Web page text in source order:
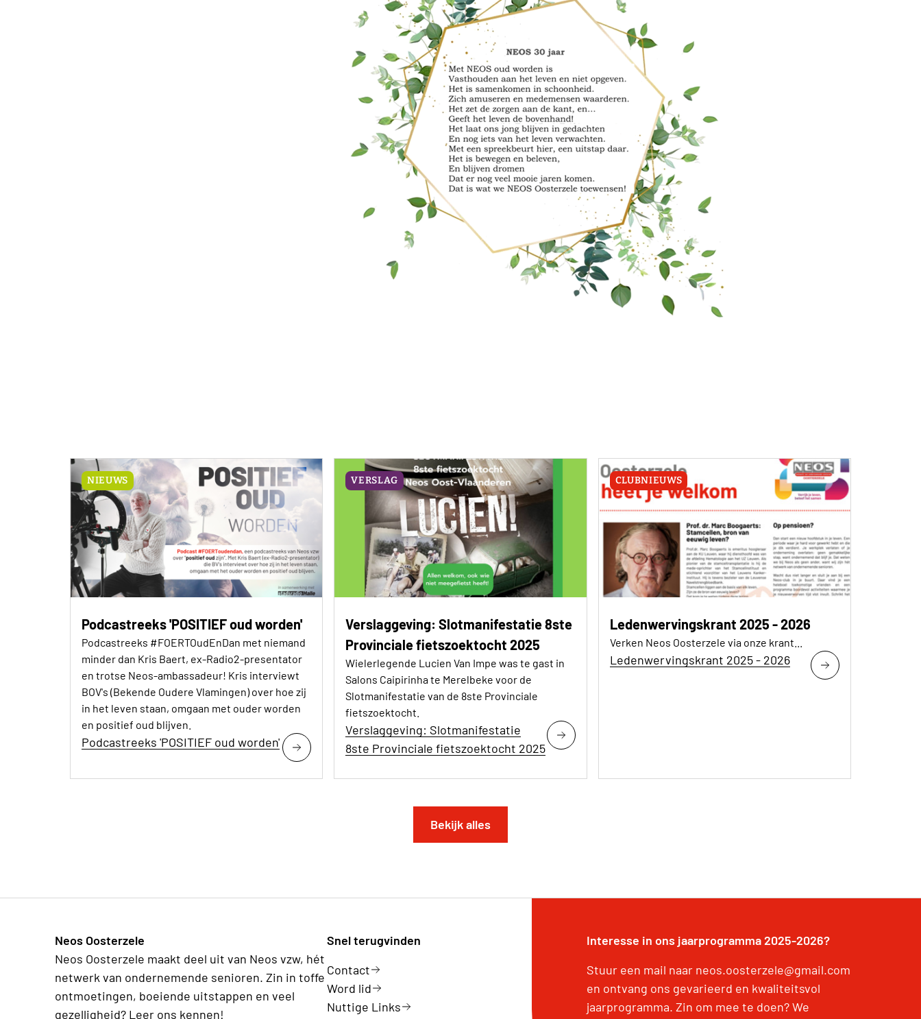
NIEUWS
Podcastreeks 'POSITIEF oud worden'
Podcastreeks #FOERTOudEnDan met niemand
minder dan Kris Baert, ex-Radio2-presentator
en trotse Neos-ambassadeur! Kris interviewt
BOV's (Bekende Oudere Vlamingen) over hoe zij
in het leven staan, omgaan met ouder worden
en positief oud blijven.
Podcastreeks 'POSITIEF oud worden'
VERSLAG
Verslaggeving: Slotmanifestatie 8ste
Provinciale fietszoektocht 2025
Wielerlegende Lucien Van Impe was te gast in
Salons Caipirinha te Merelbeke voor de
Slotmanifestatie van de 8ste Provinciale
fietszoektocht.
Verslaggeving: Slotmanifestatie
8ste Provinciale fietszoektocht 2025
CLUBNIEUWS
Ledenwervingskrant 2025 - 2026
Verken Neos Oosterzele via onze krant...
Ledenwervingskrant 2025 - 2026
Bekijk alles
Neos Oosterzele
Neos Oosterzele maakt deel uit van Neos vzw, hét
netwerk van ondernemende senioren. Zin in toffe
ontmoetingen, boeiende uitstappen en veel
gezelligheid? Leer ons kennen!
Snel terugvinden
Contact
Word lid
Nuttige Links
Interesse in ons jaarprogramma 2025-2026?
Stuur een mail naar neos.oosterzele@gmail.com
en ontvang ons gevarieerd en kwaliteitsvol
jaarprogramma. Zin om mee te doen? We